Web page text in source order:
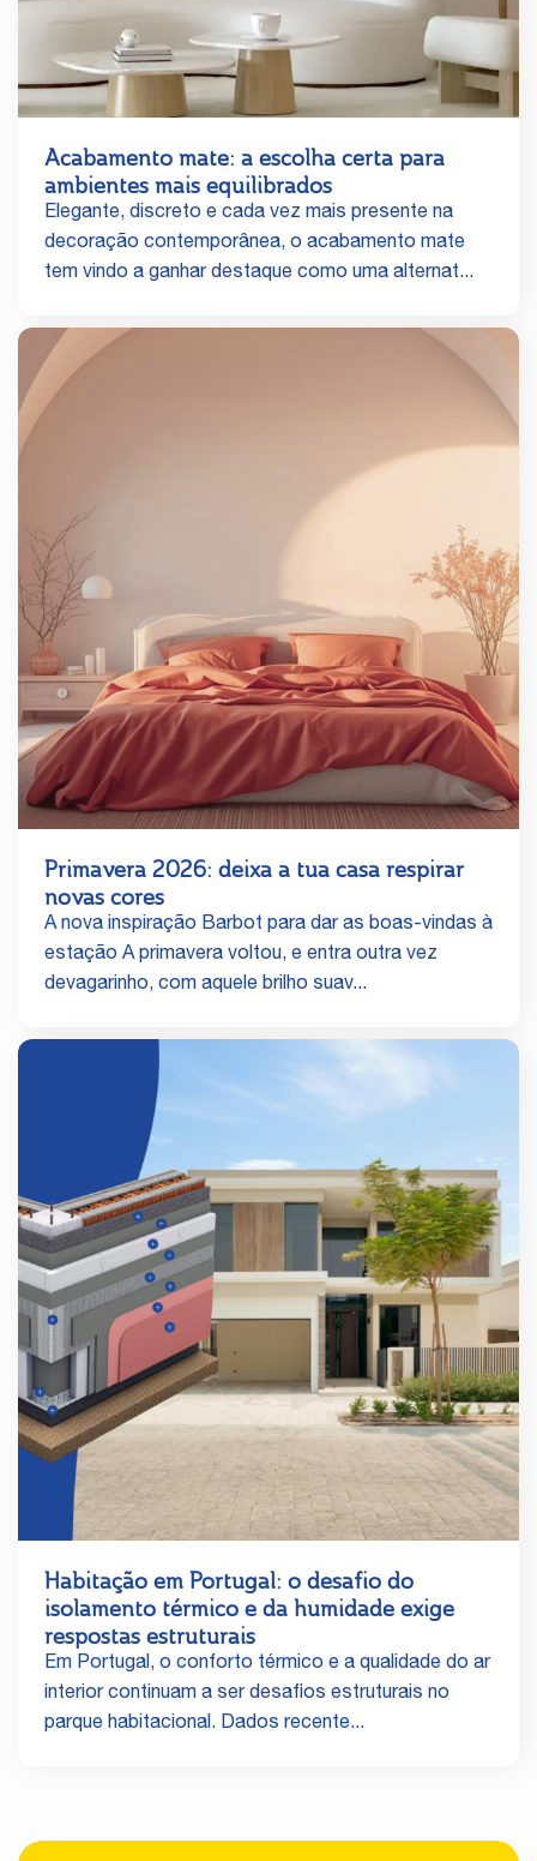
Acabamento mate: a escolha certa para
ambientes mais equilibrados
Elegante, discreto e cada vez mais presente na
decoração contemporânea, o acabamento mate
tem vindo a ganhar destaque como uma alternat...
Primavera 2026: deixa a tua casa respirar
novas cores
A nova inspiração Barbot para dar as boas‑vindas à
estação A primavera voltou, e entra outra vez
devagarinho, com aquele brilho suav...
Habitação em Portugal: o desafio do
isolamento térmico e da humidade exige
respostas estruturais
Em Portugal, o conforto térmico e a qualidade do ar
interior continuam a ser desafios estruturais no
parque habitacional. Dados recente...